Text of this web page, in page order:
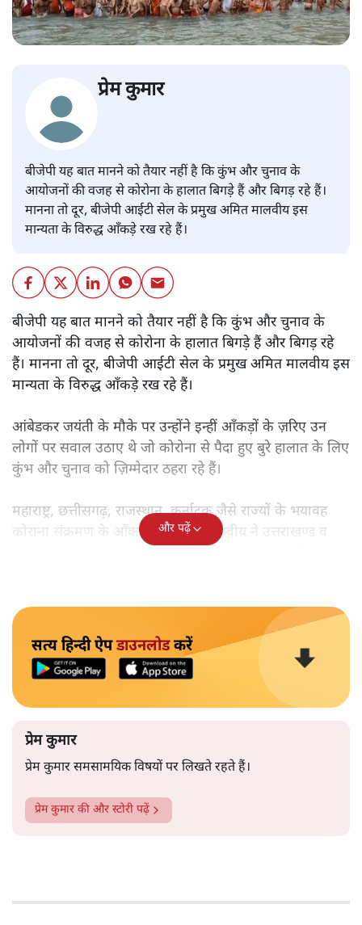
प्रेम कुमार
बीजेपी यह बात मानने को तैयार नहीं है कि कुंभ और चुनाव के
आयोजनों की वजह से कोरोना के हालात बिगड़े हैं और बिगड़ रहे हैं।
मानना तो दूर, बीजेपी आईटी सेल के प्रमुख अमित मालवीय इस
मान्यता के विरुद्ध आँकड़े रख रहे हैं।
बीजेपी यह बात मानने को तैयार नहीं है कि कुंभ और चुनाव के
आयोजनों की वजह से कोरोना के हालात बिगड़े हैं और बिगड़ रहे
हैं। मानना तो दूर, बीजेपी आईटी सेल के प्रमुख अमित मालवीय इस
मान्यता के विरुद्ध आँकड़े रख रहे हैं।
आंबेडकर जयंती के मौके पर उन्होंने इन्हीं आँकड़ों के ज़रिए उन
लोगों पर सवाल उठाए थे जो कोरोना से पैदा हुए बुरे हालात के लिए
कुंभ और चुनाव को ज़िम्मेदार ठहरा रहे हैं।
महाराष्ट्र, छत्तीसगढ़, राजस्थान, कर्नाटक जैसे राज्यों के भयावह
कोराना संक्रमण के आँकड़ों से अमित मालवीय ने उत्तराखण्ड व
और पढ़ें
सत्य हिन्दी ऐपडाउनलोडकरें
प्रेम कुमार
प्रेम कुमार समसामयिक विषयों पर लिखते रहते हैं।
प्रेम कुमार की और स्टोरी पढ़ें